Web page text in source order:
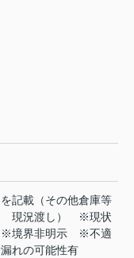
記載（その他倉庫等
現況渡し） ※現状
※境界非明示 ※不適
れの可能性有